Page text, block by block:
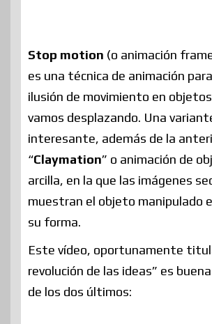
Stop motion (o animación
es una técnica de animación
ilusión de movimiento en
vamos desplazando. Una
interesante, además de la
“Claymation” o animación de
arcilla, en la que las imágenes
muestran el objeto manipulado
su forma.
Este vídeo, oportunamente
revolución de las ideas” es
de los dos últimos: